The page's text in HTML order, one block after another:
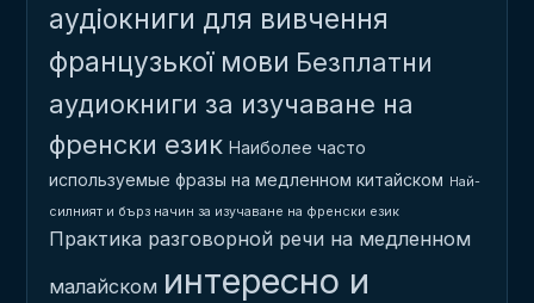
аудіокниги для вивчення
французької мови Безплатни
аудиокниги за изучаване на
френски език Наиболее часто
используемые фразы на медленном китайском Най-
силният и бърз начин за изучаване на френски език
Практика разговорной речи на медленном
малайском интересно и